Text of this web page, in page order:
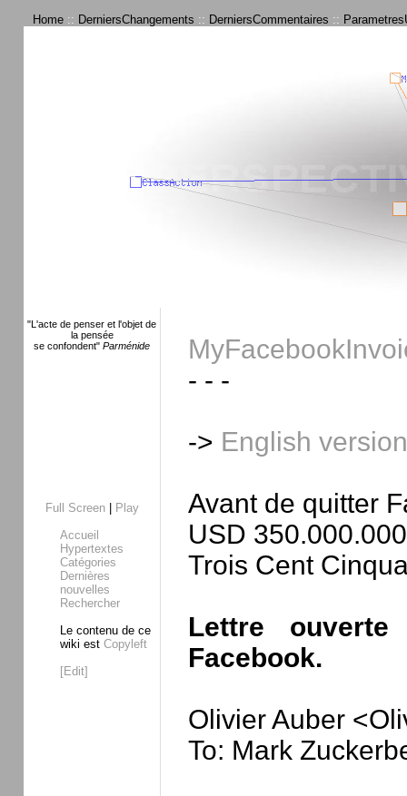
Home :: DerniersChangements :: DerniersCommentaires ::
"L'acte de penser et l'objet de
la pensée
se confondent" Parménide
Full Screen|
Play
Accueil
Hypertextes
Catégories
Dernières
nouvelles
Rechercher
Le contenu de ce
wiki est Copyleft
[Edit]
- - -
-> English version
Avant de quitter
USD
Trois Cent
Lettre
Facebook.
Olivier Auber
To: Mark